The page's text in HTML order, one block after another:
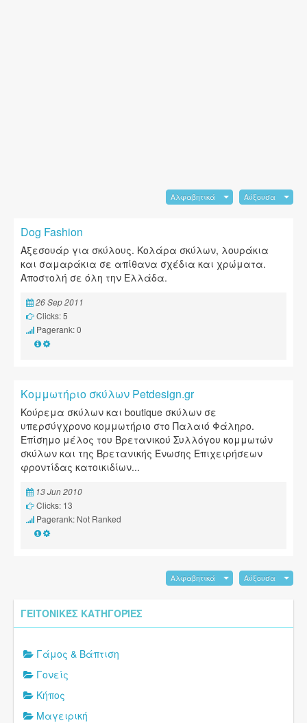
Αλφαβητικά Αύξουσα
Dog Fashion
Αξεσουάρ για σκύλους. Κολάρα σκύλων, λουράκια
και σαμαράκια σε απίθανα σχέδια και χρώματα.
Αποστολή σε όλη την Ελλάδα.
26 Sep 2011
Clicks: 5
Pagerank: 0
Κομμωτήριο σκύλων Petdesign.gr
Κούρεμα σκύλων και boutique σκύλων σε
υπερσύγχρονο κομμωτήριο στο Παλαιό Φάληρο.
Επίσημο μέλος του Βρετανικού Συλλόγου κομμωτών
σκύλων και της Βρετανικής Ένωσης Επιχειρήσεων
φροντίδας κατοικιδίων...
13 Jun 2010
Clicks: 13
Pagerank: Not Ranked
Αλφαβητικά Αύξουσα
ΓΕΙΤΟΝΙΚΈΣ ΚΑΤΗΓΟΡΊΕΣ
Γάμος & Βάπτιση
Γονείς
Κήπος
Μαγειρική